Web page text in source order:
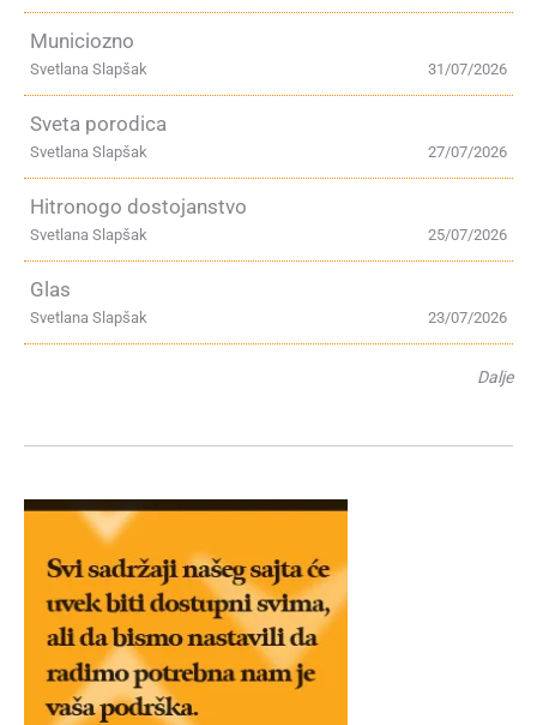
Municiozno
31/07/2026
Svetlana Slapšak
Sveta porodica
27/07/2026
Svetlana Slapšak
Hitronogo dostojanstvo
25/07/2026
Svetlana Slapšak
Glas
23/07/2026
Svetlana Slapšak
Dalje